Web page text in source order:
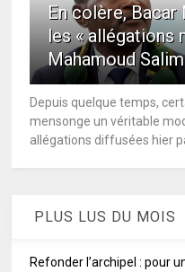
En colère,
les « allégations
Mahamoud
Depuis quelque temps,
mensonge un véritable
allégations diffusées hier
PLUS LUS DU MOIS
Refonder l’archipel : pour